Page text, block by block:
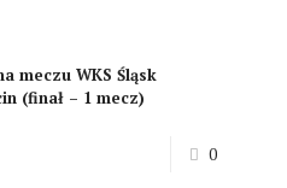
meczu WKS Śląsk
(finał – 1 mecz)
0